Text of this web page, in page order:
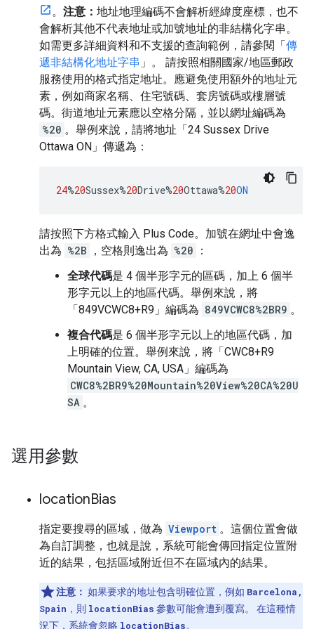
。 注意： 地址地理編碼不會解析經緯度座標，也不
會解析其他不代表地址或加號地址的非結構化字串。
如需更多詳細資料和不支援的查詢範例，請參閱「傳
遞非結構化地址字串 」。 請按照相關國家/地區郵政
服務使用的格式指定地址。應避免使用額外的地址元
素，例如商家名稱、住宅號碼、套房號碼或樓層號
碼。街道地址元素應以空格分隔，並以網址編碼為
%20 。舉例來說，請將地址「24 Sussex Drive
Ottawa ON」傳遞為：
24%20Sussex%20Drive%20Ottawa%20ON
請按照下方格式輸入 Plus Code。加號在網址中會逸
出為 %2B ，空格則逸出為 %20
：
全球代碼是 4 個半形字元的區碼，加上 6 個半
形字元以上的地區代碼。舉例來說，將
「849VCWC8+R9」編碼為 849VCWC8%2BR9 。
複合代碼是 6 個半形字元以上的地區代碼，加
上明確的位置。舉例來說，將「CWC8+R9
Mountain View, CA, USA」編碼為
CWC8%2BR9%20Mountain%20View%20CA%20U
SA 。
選用參數
locationBias
指定要搜尋的區域，做為 Viewport 。這個位置會做
為自訂調整，也就是說，系統可能會傳回指定位置附
近的結果，包括區域附近但不在區域內的結果。
注意： 如果要求的地址包含明確位置，例如 Barcelona,
Spain ，則 locationBias 參數可能會遭到覆寫。 在這種情
況下，系統會忽略 locationBias。